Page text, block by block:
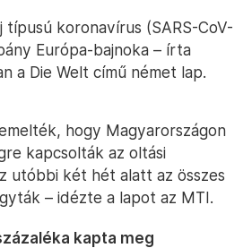
típusú koronavírus (SARS-CoV-
Európa-bajnoka – írta
a Die Welt című német lap.
hogy Magyarországon
kapcsolták az oltási
utóbbi két hét alatt az összes
– idézte a lapot az MTI.
kapta meg